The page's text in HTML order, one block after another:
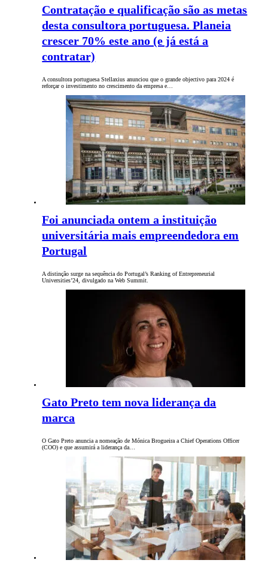
Contratação e qualificação são as metas
desta consultora portuguesa. Planeia
crescer 70% este ano (e já está a
contratar)
A consultora portuguesa Stellaxius anunciou que o grande objectivo para 2024 é
reforçar o investimento no crescimento da empresa e…
Foi anunciada ontem a instituição
universitária mais empreendedora em
Portugal
A distinção surge na sequência do Portugal’s Ranking of Entrepreneurial
Universities’24, divulgado na Web Summit.
Gato Preto tem nova liderança da
marca
O Gato Preto anuncia a nomeação de Mónica Brogueira a Chief Operations Officer
(COO) e que assumirá a liderança da…